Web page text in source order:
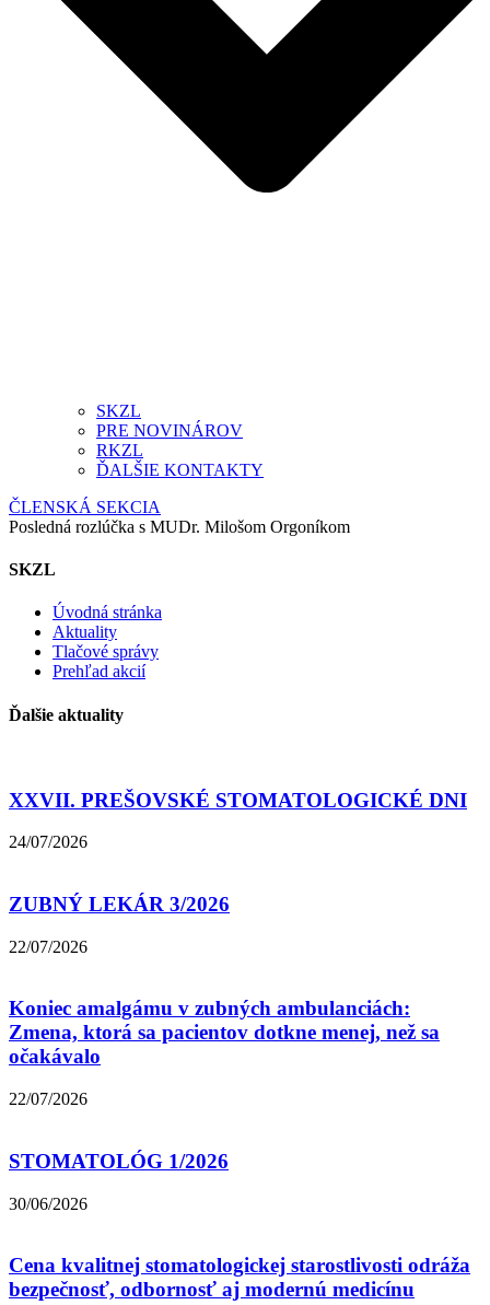
SKZL
PRE NOVINÁROV
RKZL
ĎALŠIE KONTAKTY
ČLENSKÁ SEKCIA
Posledná rozlúčka s MUDr. Milošom Orgoníkom
SKZL
Úvodná stránka
Aktuality
Tlačové správy
Prehľad akcií
Ďalšie aktuality
XXVII. PREŠOVSKÉ STOMATOLOGICKÉ DNI
24/07/2026
ZUBNÝ LEKÁR 3/2026
22/07/2026
Koniec amalgámu v zubných ambulanciách:
Zmena, ktorá sa pacientov dotkne menej, než sa
očakávalo
22/07/2026
STOMATOLÓG 1/2026
30/06/2026
Cena kvalitnej stomatologickej starostlivosti odráža
bezpečnosť, odbornosť aj modernú medicínu